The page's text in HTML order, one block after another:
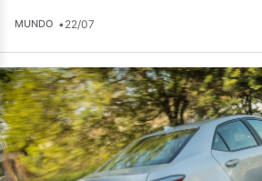
MUNDO •22/07